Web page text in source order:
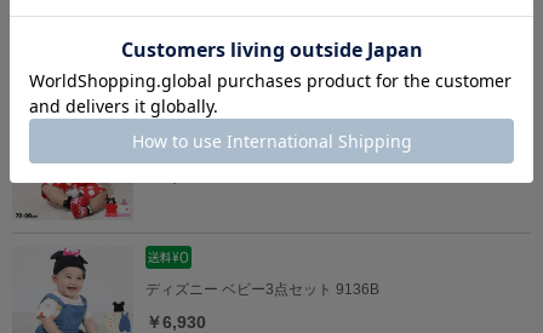
5/18一部再販 ディズニー なりきるロンパース 9175B
ディズニー ベビー3点セット 9136B
￥6,930